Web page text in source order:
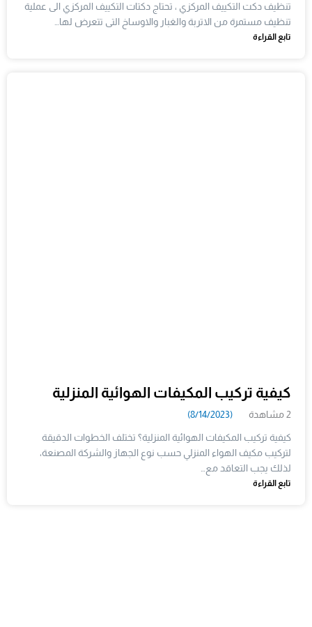
تنظيف دكت التكييف المركزي ، تحتاج دكتات التكييف المركزي الى عملية
تنظيف مستمرة من الاتربة والغبار والاوساخ التى تتعرض لها…
تابع القراءة
كيفية تركيب المكيفات الهوائية المنزلية
2 مشاهدة (8/14/2023)
كيفية تركيب المكيفات الهوائية المنزلية؟ تختلف الخطوات الدقيقة
لتركيب مكيف الهواء المنزلي حسب نوع الجهاز والشركة المصنعة،
لذلك يجب التعاقد مع…
تابع القراءة